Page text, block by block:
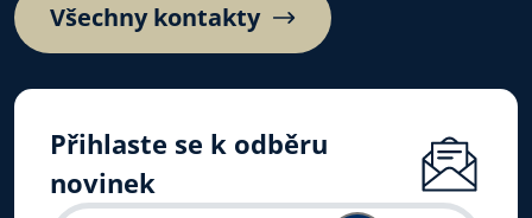
Všechny kontakty
Přihlaste se k odběru
novinek